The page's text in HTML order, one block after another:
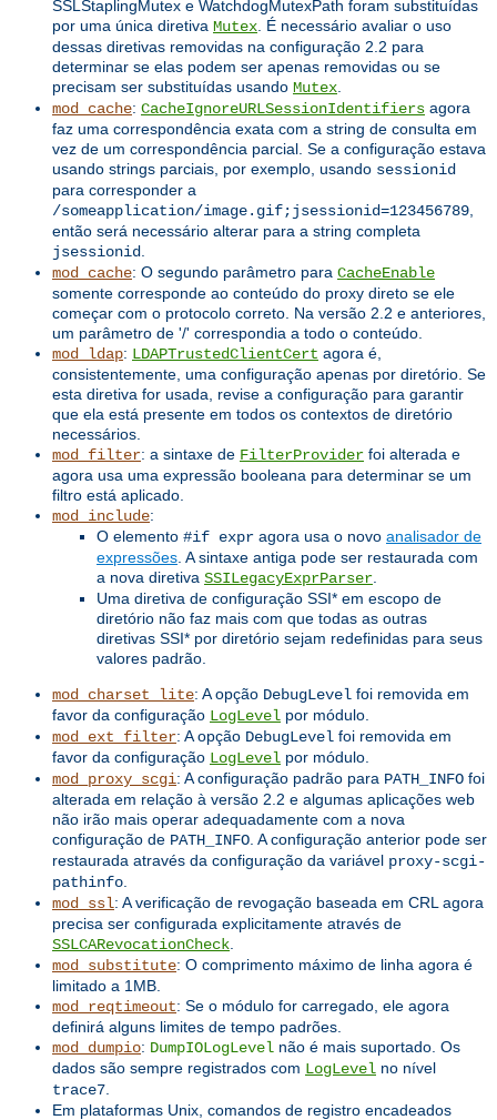
SSLStaplingMutex e WatchdogMutexPath foram substituídas
por uma única diretiva Mutex . É necessário avaliar o uso
dessas diretivas removidas na configuração 2.2 para
determinar se elas podem ser apenas removidas ou se
precisam ser substituídas usando Mutex
mod_cache: CacheIgnoreURLSessionIdentifiers agora
faz uma correspondência exata com a string de consulta em
vez de um correspondência parcial. Se a configuração estava
usando strings parciais, por exemplo, usando sessionid
para corresponder a
/someapplication/image.gif;jsessionid=123456789
então será necessário alterar para a string completa
jsessionid
mod_cache: O segundo parâmetro para CacheEnable
somente corresponde ao conteúdo do proxy direto se ele
começar com o protocolo correto. Na versão 2.2 e anteriores,
um parâmetro de '/' correspondia a todo o conteúdo.
mod_ldap: LDAPTrustedClientCert agora é,
consistentemente, uma configuração apenas por diretório. Se
esta diretiva for usada, revise a configuração para garantir
que ela está presente em todos os contextos de diretório
necessários.
mod_filter: a sintaxe de FilterProvider foi alterada e
agora usa uma expressão booleana para determinar se um
filtro está aplicado.
mod_include:
O elemento #if expr agora usa o novo analisador de
expressões . A sintaxe antiga pode ser restaurada com
a nova diretiva SSILegacyExprParser
Uma diretiva de configuração SSI* em escopo de
diretório não faz mais com que todas as outras
diretivas SSI* por diretório sejam redefinidas para seus
valores padrão.
mod_charset_lite: A opção DebugLevel foi removida em
favor da configuração LogLevel por módulo.
mod_ext_filter: A opção DebugLevel foi removida em
favor da configuração LogLevel por módulo.
mod_proxy_scgi: A configuração padrão para PATH_INFO foi
alterada em relação à versão 2.2 e algumas aplicações web
não irão mais operar adequadamente com a nova
configuração de PATH_INFO . A configuração anterior pode ser
restaurada através da configuração da variável proxy-scgi-
pathinfo
mod_ssl: A verificação de revogação baseada em CRL agora
precisa ser configurada explicitamente através de
SSLCARevocationCheck
mod_substitute: O comprimento máximo de linha agora é
limitado a 1MB.
mod_reqtimeout: Se o módulo for carregado, ele agora
definirá alguns limites de tempo padrões.
mod_dumpio: DumpIOLogLevel não é mais suportado. Os
dados são sempre registrados com LogLevel no nível
trace7
Em plataformas Unix, comandos de registro encadeados